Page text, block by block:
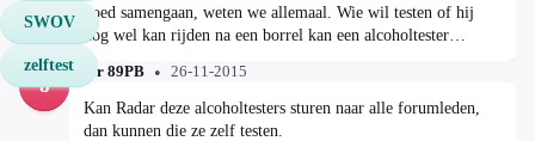
SWOV
zelftest
goed samengaan, weten we allemaal. Wie wil testen of hij
nog wel kan rijden na een borrel kan een alcoholtester
aanschaffen. Voor een paar euro heb je er al een. Zijn deze
apparaatjes betrouwbaar? Radar test alcoholmeters, en komt
met wel heel bijzondere uitslagen:
http://www.radartv.nl/uitzending/archief/detail/aflevering/30-
8
Door 89PB 26-11-2015
Kan Radar deze alcoholtesters sturen naar alle forumleden,
dan kunnen die ze zelf testen.